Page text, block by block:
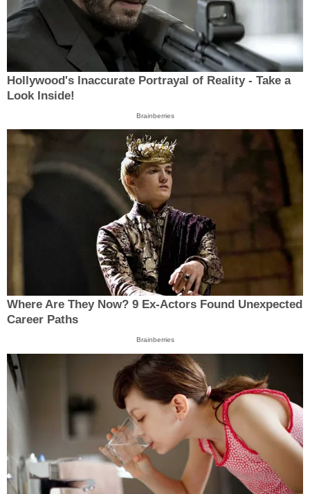
Hollywood's Inaccurate Portrayal of Reality - Take a
Look Inside!
Brainberries
Where Are They Now? 9 Ex-Actors Found Unexpected
Career Paths
Brainberries